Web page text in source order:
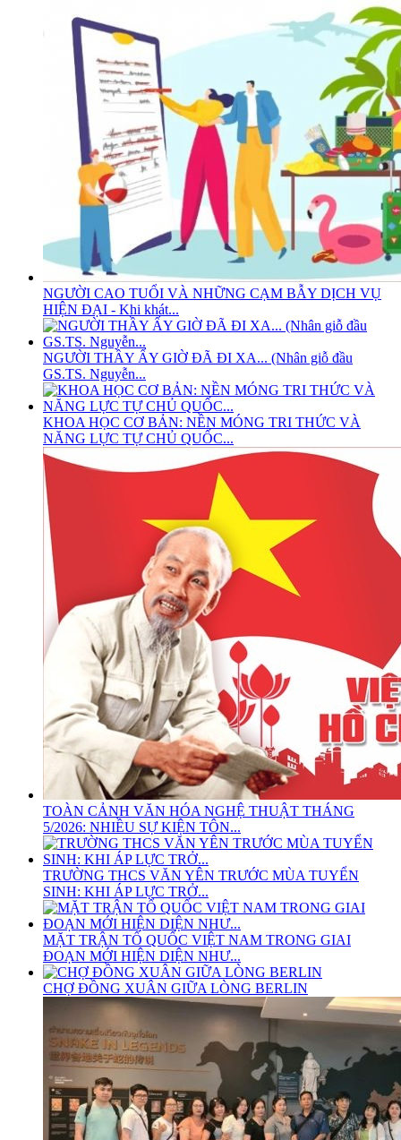
NGƯỜI CAO TUỔI VÀ NHỮNG CẠM BẪY DỊCH VỤ
HIỆN ĐẠI - Khi khát...
NGƯỜI THẦY ẤY GIỜ ĐÃ ĐI XA... (Nhân giỗ đầu
GS.TS. Nguyễn...
KHOA HỌC CƠ BẢN: NỀN MÓNG TRI THỨC VÀ
NĂNG LỰC TỰ CHỦ QUỐC...
TOÀN CẢNH VĂN HÓA NGHỆ THUẬT THÁNG
5/2026: NHIỀU SỰ KIỆN TÔN...
TRƯỜNG THCS VĂN YÊN TRƯỚC MÙA TUYỂN
SINH: KHI ÁP LỰC TRỞ...
MẶT TRẬN TỔ QUỐC VIỆT NAM TRONG GIAI
ĐOẠN MỚI HIỆN DIỆN NHƯ...
CHỢ ĐỒNG XUÂN GIỮA LÒNG BERLIN